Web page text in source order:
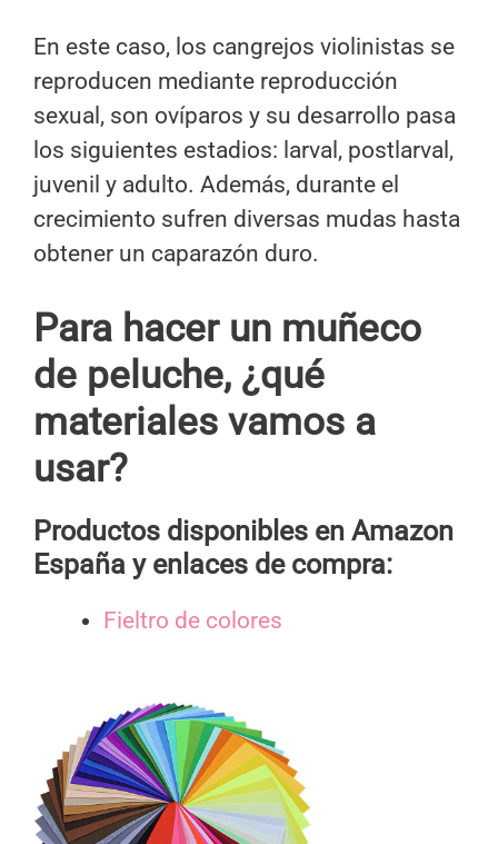
En este caso, los cangrejos violinistas se
reproducen mediante reproducción
sexual, son ovíparos y su desarrollo pasa
los siguientes estadios: larval, postlarval,
juvenil y adulto. Además, durante el
crecimiento sufren diversas mudas hasta
obtener un caparazón duro.
Para hacer un muñeco
de peluche, ¿qué
materiales vamos a
usar?
Productos disponibles en Amazon
España y enlaces de compra:
Fieltro de colores